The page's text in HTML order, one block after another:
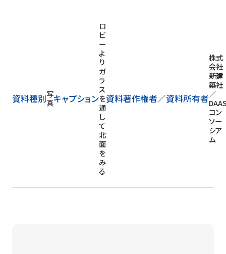
資料種別写
真キャプション
ロ
ビ
ー
よ
り
ガ
ラ
ス
を
通
し
て
北
面
を
み
る
資料著作権者／資料所有者
株式
会社
新建
築社
／
コン
ソー
シア
ム